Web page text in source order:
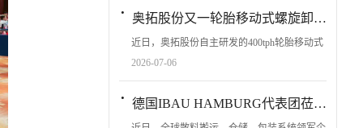
拓股份受邀参会，与全国相关单位及...
· 奥拓股份又一轮胎移动式螺旋卸船机顺利投产 AOTUO successfully launched another batch of mobile tire-type spiral ship unloaders.
近日，奥拓股份自主研发的400tph轮胎移动式
螺旋卸船机在海南三亚南山港顺利投产。该设
船作业，接卸的物料通过车辆直接转...
2026-07-06
· 德国IBAU HAMBURG代表团莅临奥拓股份，共谋散料港口装卸仓储合作新篇 A Delegation of IBAU HAMBURG from Germany to AOTUO for New Cooperation in Dry Bulk Material Handling